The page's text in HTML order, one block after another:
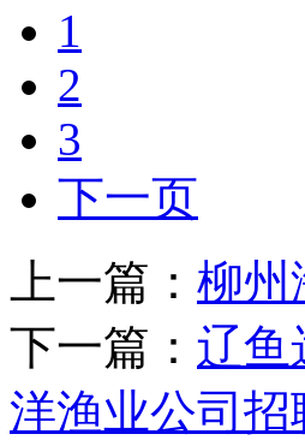
1
2
3
下一页
上一篇： 柳州
下一篇： 辽鱼
洋渔业公司